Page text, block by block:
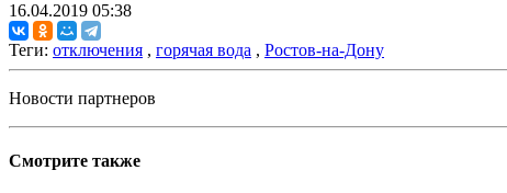
16.04.2019 05:38
Теги: отключения , горячая вода , Ростов-на-Дону
Новости партнеров
Смотрите также